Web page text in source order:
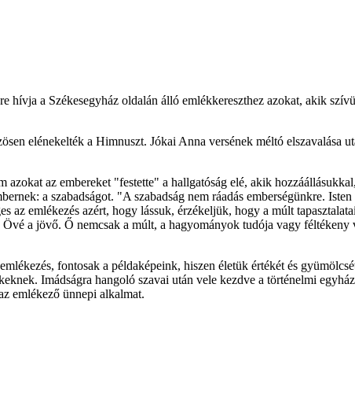
hívja a Székesegyház oldalán álló emlékkereszthez azokat, akik
elénekelték a Himnuszt. Jókai Anna versének méltó elszavalása
azokat az embereket "festette" a hallgatóság elé, akik
a szabadságot. "A szabadság nem ráadás emberségünkre.
az emlékezés azért, hogy lássuk, érzékeljük, hogy a múlt
a jövő. Ő nemcsak a múlt, a hagyományok tudója vagy
fontosak a példaképeink, hiszen életük értékét és
Imádságra hangoló szavai után vele kezdve a történelmi
emlékező ünnepi alkalmat.